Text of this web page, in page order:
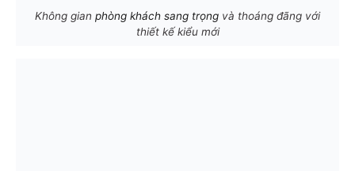
Không gian phòng khách sang trọng và thoáng đãng với
thiết kế kiểu mới